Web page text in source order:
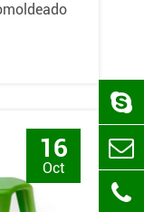
16
Oct